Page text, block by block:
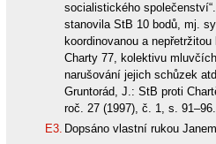
socialistického
stanovila StB 10 bodů, mj.
koordinovanou a
Charty 77, kolektivu
narušování jejich schůzek
Gruntorád, J.: StB proti
roč. 27 (1997), č. 1, s. 91–96.
E3. Dopsáno vlastní rukou